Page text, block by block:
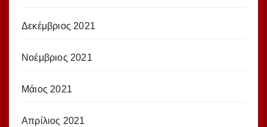
Δεκέμβριος 2021
Νοέμβριος 2021
Μάιος 2021
Απρίλιος 2021